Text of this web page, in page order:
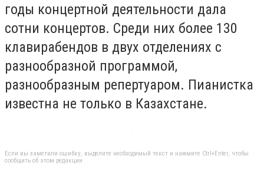
годы концертной деятельности дала
сотни концертов. Среди них более 130
клавирабендов в двух отделениях с
разнообразной программой,
разнообразным репертуаром. Пианистка
известна не только в Казахстане.
Если вы заметили ошибку, выделите необходимый текст и нажмите Ctrl+Enter, чтобы
сообщить об этом редакции